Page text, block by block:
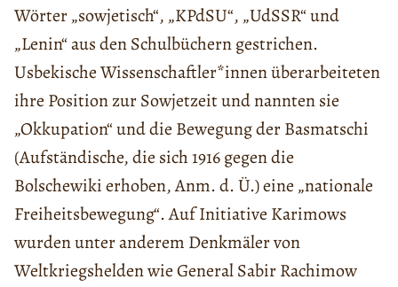
Wörter „sowjetisch“, „KPdSU“, „UdSSR“ und
„Lenin“ aus den Schulbüchern gestrichen.
Usbekische Wissenschaftler*innen überarbeiteten
ihre Position zur Sowjetzeit und nannten sie
„Okkupation“ und die Bewegung der Basmatschi
(Aufständische, die sich 1916 gegen die
Bolschewiki erhoben, Anm. d. Ü.) eine „nationale
Freiheitsbewegung“. Auf Initiative Karimows
wurden unter anderem Denkmäler von
Weltkriegshelden wie General Sabir Rachimow